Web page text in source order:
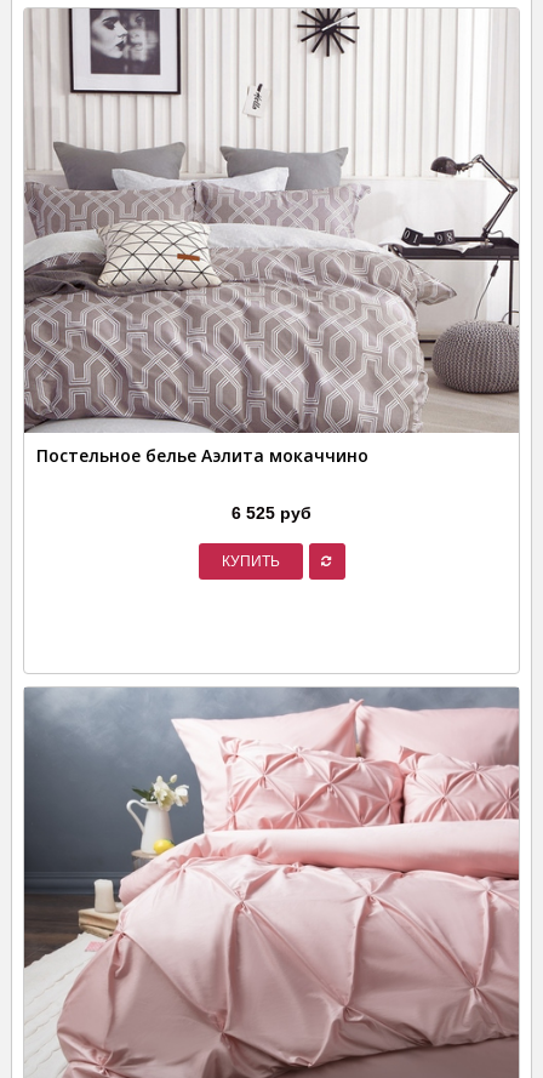
Постельное белье Аэлита мокаччино
6 525 руб
КУПИТЬ